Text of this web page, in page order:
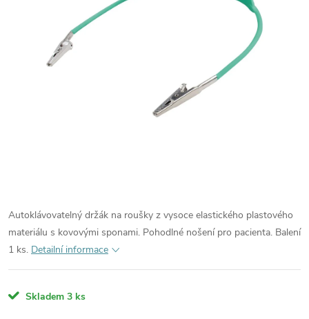
Autoklávovatelný držák na roušky z vysoce elastického plastového
materiálu s kovovými sponami. Pohodlné nošení pro pacienta. Balení
1 ks. Detailní informace
Skladem 3 ks